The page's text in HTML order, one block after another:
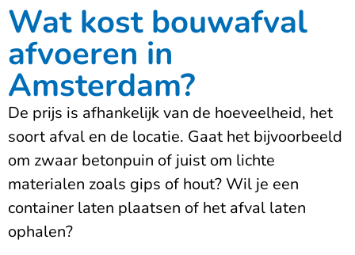
Wat kost bouwafval
afvoeren in
Amsterdam?
De prijs is afhankelijk van de hoeveelheid, het
soort afval en de locatie. Gaat het bijvoorbeeld
om zwaar betonpuin of juist om lichte
materialen zoals gips of hout? Wil je een
container laten plaatsen of het afval laten
ophalen?